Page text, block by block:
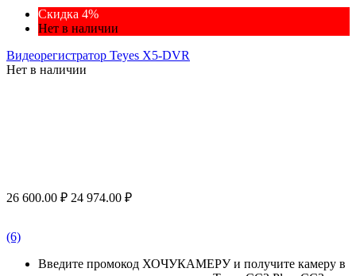
Скидка 4%
Нет в наличии
Видеорегистратор Teyes X5-DVR
Нет в наличии
26 600.00 ₽ 24 974.00 ₽
(6)
Введите промокод ХОЧУКАМЕРУ и получите камеру в